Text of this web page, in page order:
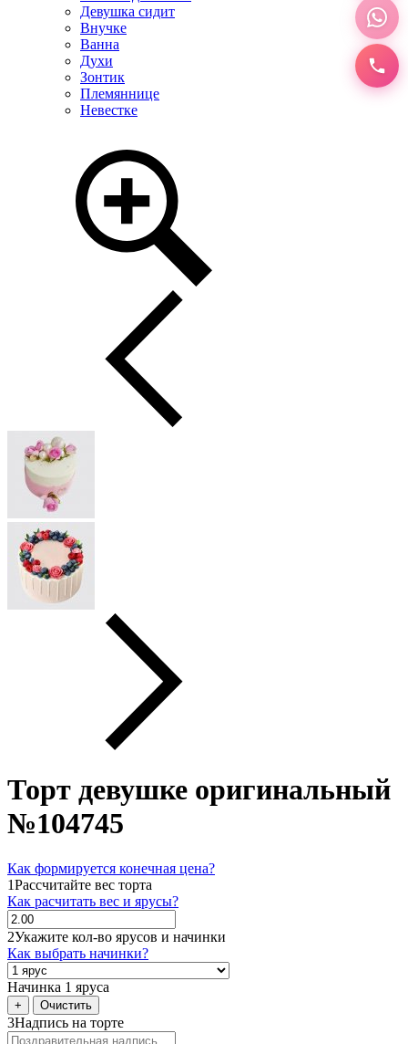
Девушка сидит
Внучке
Ванна
Духи
Зонтик
Племяннице
Невестке
Торт девушке оригинальный
№104745
Как формируется конечная цена?
1Рассчитайте вес торта
Как расчитать вес и ярусы?
2Укажите кол-во ярусов и начинки
Как выбрать начинки?
Начинка 1 яруса
+ Очистить
3Надпись на торте